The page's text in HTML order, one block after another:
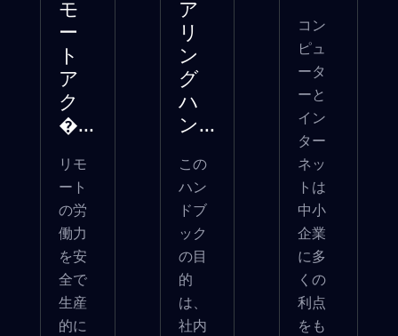
モ
ー
ト
ア
ク
�...
リモ
ート
の労
働力
を安
全で
生産
的に
ア
リ
ン
グ
ハ
ン...
この
ハン
ドブ
ック
の目
的
は、
社内
コン
ピュ
ータ
ーと
イン
ター
ネッ
トは
中小
企業
に多
くの
利点
をも